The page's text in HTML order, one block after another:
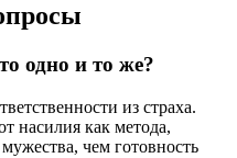
одно и то же?
из страха.
насилия как метода,
чем готовность